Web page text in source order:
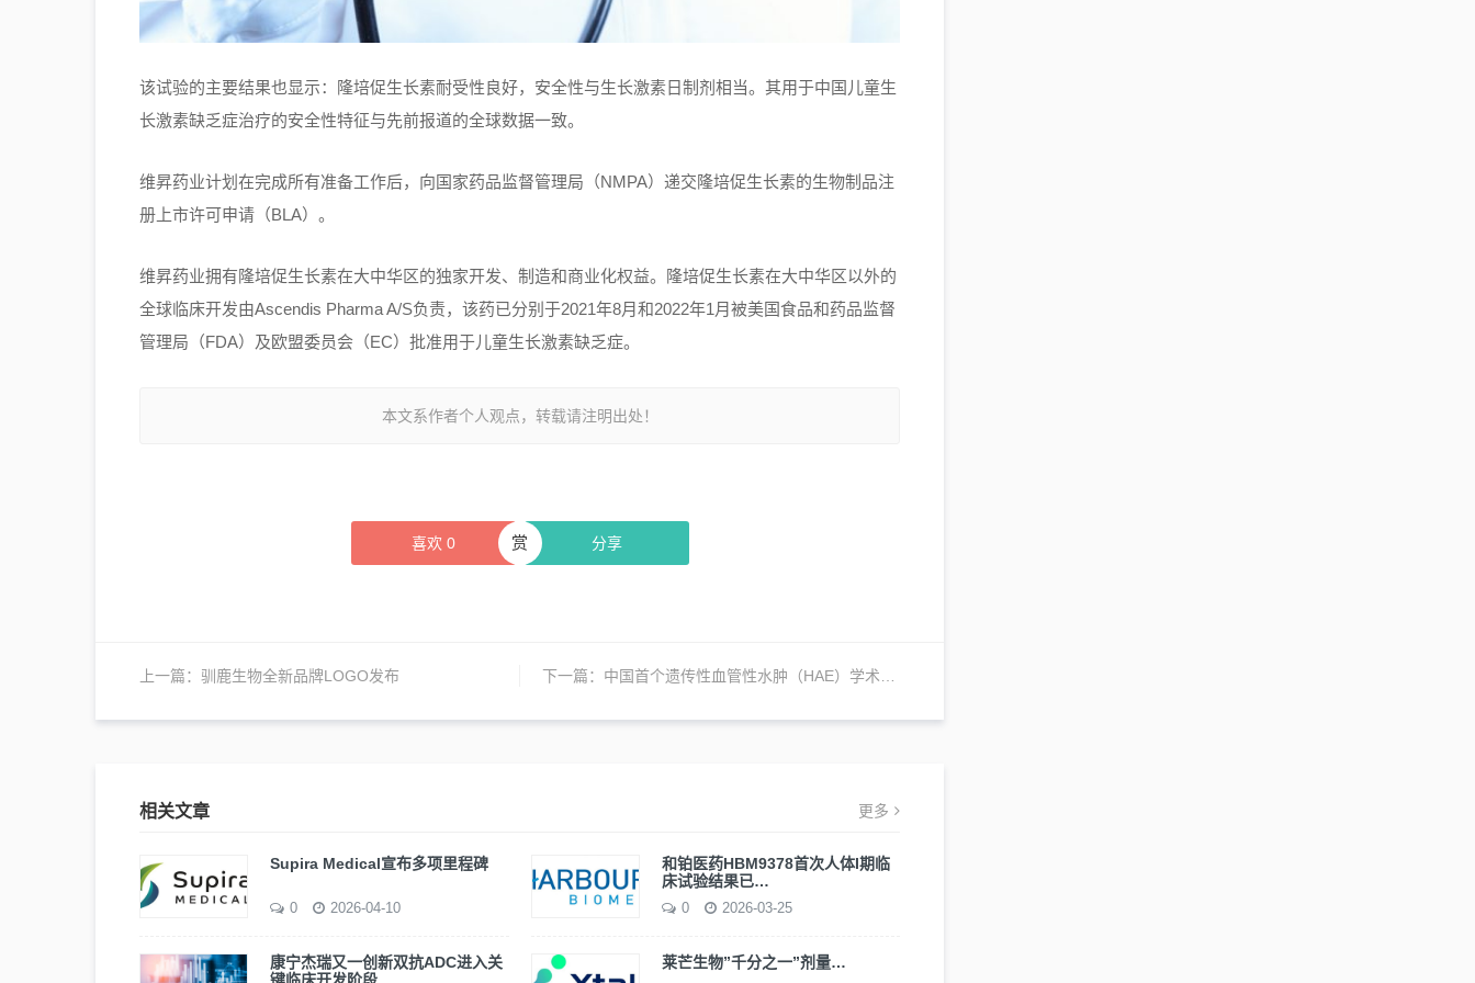
该试验的主要结果也显示：隆培促生长素耐受性良好，安全性与生长激素日制剂相当。其用于中国儿童生
长激素缺乏症治疗的安全性特征与先前报道的全球数据一致。
维昇药业计划在完成所有准备工作后，向国家药品监督管理局（NMPA）递交隆培促生长素的生物制品注
册上市许可申请（BLA）。
维昇药业拥有隆培促生长素在大中华区的独家开发、制造和商业化权益。隆培促生长素在大中华区以外的
全球临床开发由Ascendis Pharma A/S负责，该药已分别于2021年8月和2022年1月被美国食品和药品监督
管理局（FDA）及欧盟委员会（EC）批准用于儿童生长激素缺乏症。
本文系作者个人观点，转载请注明出处！
喜欢 0 分享
赏
上一篇： 驯鹿生物全新品牌LOGO发布 下一篇： 中国首个遗传性血管性水肿（HAE）学术期刊正式创立
相关文章 更多
Supira Medical宣布多项里程碑
0 2026-04-10
和铂医药HBM9378首次人体I期临
床试验结果已…
0 2026-03-25
康宁杰瑞又一创新双抗ADC进入关
莱芒生物”千分之一”剂量…